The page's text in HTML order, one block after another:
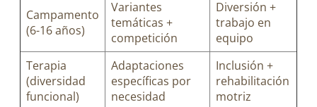
Campamento
(6-16 años)
Variantes
temáticas +
competición
Diversión +
trabajo en
equipo
Terapia
(diversidad
funcional)
Adaptaciones
específicas por
necesidad
Inclusión +
rehabilitación
motriz